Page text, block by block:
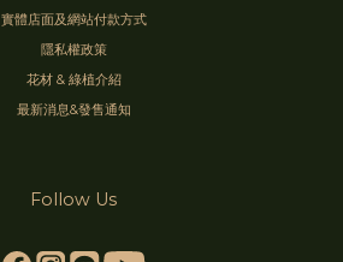
實體店面及網站付款方式
隱私權政策
花材 & 綠植介紹
最新消息&發售通知
Follow Us